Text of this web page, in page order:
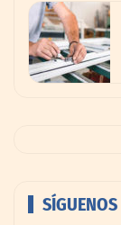
SÍGUENOS